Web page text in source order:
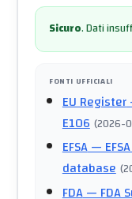
Sicuro.Dati
FONTI UFFICIALI
EU Register
E106 (2026-
EFSA—
database (
FDA— FDA